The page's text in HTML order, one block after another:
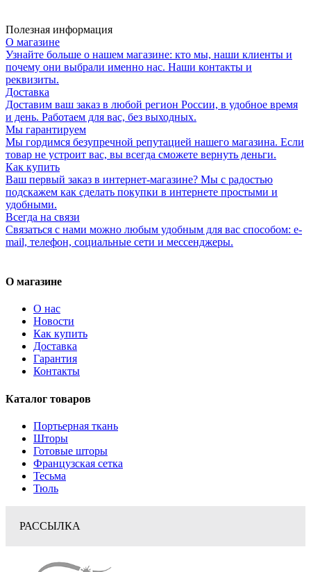
Полезная информация
О магазине
Узнайте больше о нашем магазине: кто мы, наши клиенты и
почему они выбрали именно нас. Наши контакты и
реквизиты.
Доставка
Доставим ваш заказ в любой регион России, в удобное время
и день. Работаем для вас, без выходных.
Мы гарантируем
Мы гордимся безупречной репутацией нашего магазина. Если
товар не устроит вас, вы всегда сможете вернуть деньги.
Как купить
Ваш первый заказ в интернет-магазине? Мы с радостью
подскажем как сделать покупки в интернете простыми и
удобными.
Всегда на связи
Связаться с нами можно любым удобным для вас способом: e-
mail, телефон, социальные сети и мессенджеры.
О магазине
О нас
Новости
Как купить
Доставка
Гарантия
Контакты
Каталог товаров
Портьерная ткань
Шторы
Готовые шторы
Французская сетка
Тесьма
Тюль
РАССЫЛКА